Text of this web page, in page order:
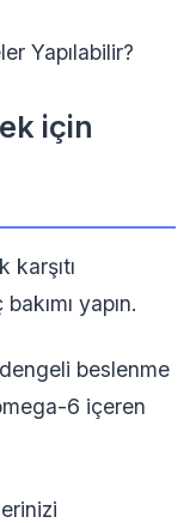
Yapılabilir?
için
karşıtı
yapın.
beslenme
6 içeren